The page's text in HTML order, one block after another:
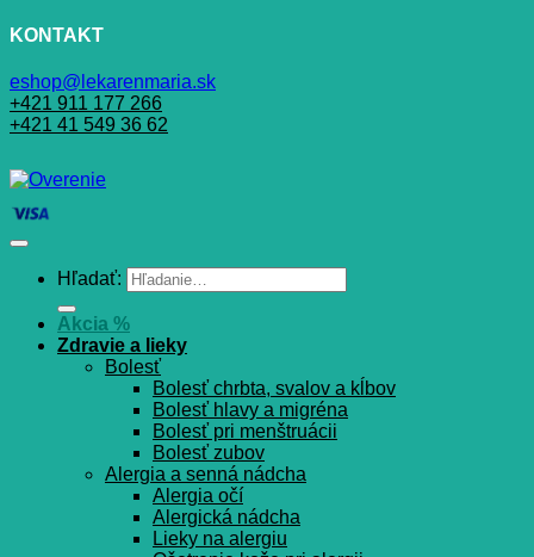
KONTAKT
eshop@lekarenmaria.sk
+421 911 177 266
+421 41 549 36 62
Hľadať:
Akcia %
Zdravie a lieky
Bolesť
Bolesť chrbta, svalov a kĺbov
Bolesť hlavy a migréna
Bolesť pri menštruácii
Bolesť zubov
Alergia a senná nádcha
Alergia očí
Alergická nádcha
Lieky na alergiu